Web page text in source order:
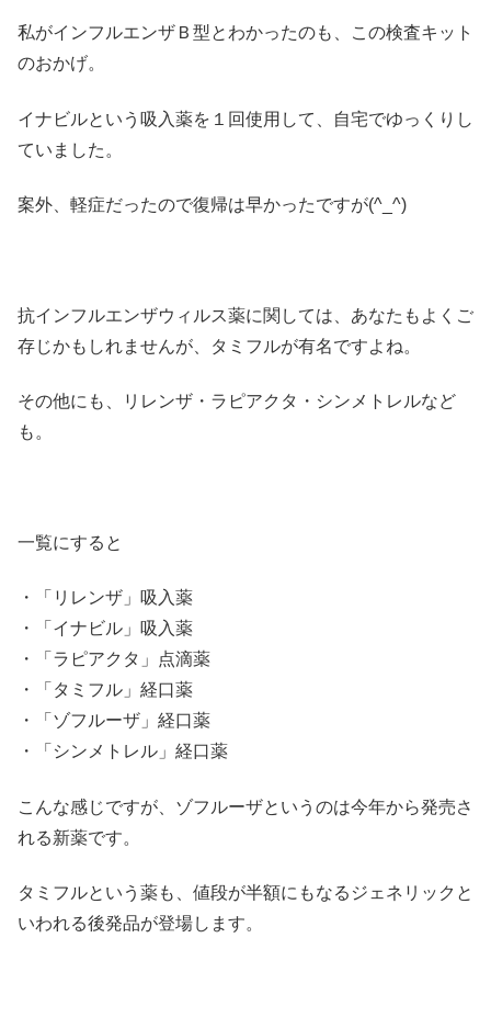
私がインフルエンザＢ型とわかったのも、この検査キット
のおかげ。
イナビルという吸入薬を１回使用して、自宅でゆっくりし
ていました。
案外、軽症だったので復帰は早かったですが(^_^)
抗インフルエンザウィルス薬に関しては、あなたもよくご
存じかもしれませんが、タミフルが有名ですよね。
その他にも、リレンザ・ラピアクタ・シンメトレルなど
も。
一覧にすると
・「リレンザ」吸入薬
・「イナビル」吸入薬
・「ラピアクタ」点滴薬
・「タミフル」経口薬
・「ゾフルーザ」経口薬
・「シンメトレル」経口薬
こんな感じですが、ゾフルーザというのは今年から発売さ
れる新薬です。
タミフルという薬も、値段が半額にもなるジェネリックと
いわれる後発品が登場します。